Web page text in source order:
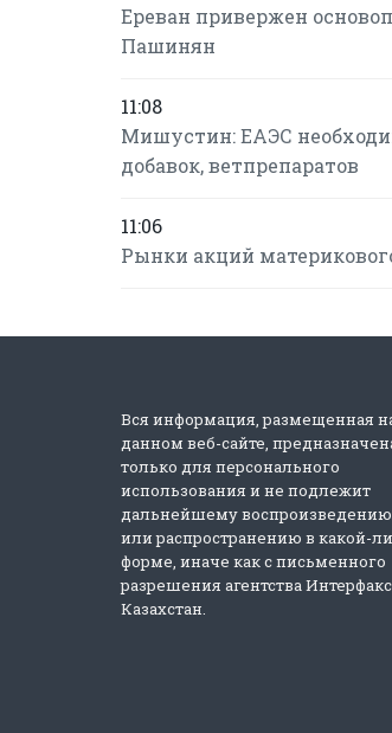
Ереван привержен
Пашинян
11:08
Мишустин: ЕАЭС
добавок, ветпрепаратов
11:06
Рынки акций
Вся информация, размещенная
данном веб-сайте,
только для персонального
использования и не подлежит
дальнейшему
или распространению в какой-
форме, иначе как с письменного
разрешения агентства
Казахстан.